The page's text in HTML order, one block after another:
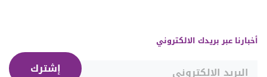
أخبارنا عبر بريدك الالكتروني
إشترك